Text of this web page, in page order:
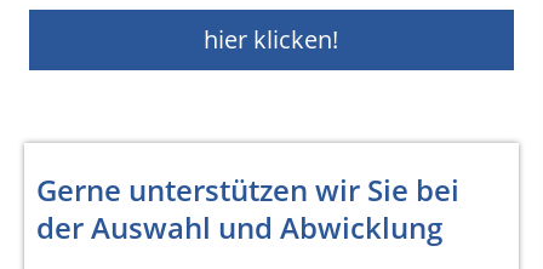
hier klicken!
Gerne unterstützen wir Sie bei
der Auswahl und Abwicklung